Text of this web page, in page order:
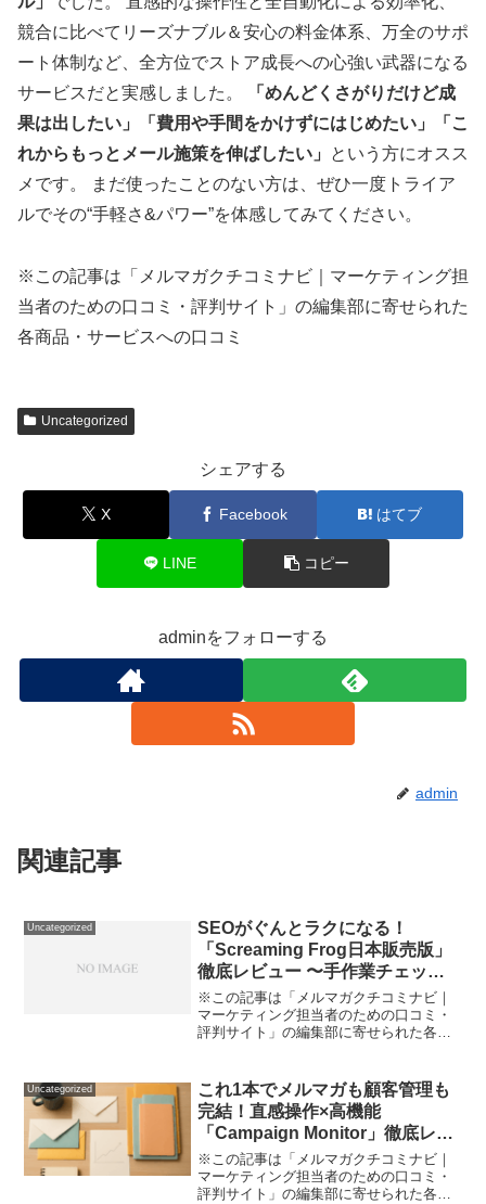
競合に比べてリーズナブル＆安心の料金体系、万全のサポ
ート体制など、全方位でストア成長への心強い武器になる
サービスだと実感しました。
「めんどくさがりだけど成
果は出したい」「費用や手間をかけずにはじめたい」「こ
れからもっとメール施策を伸ばしたい」
という方にオスス
メです。 まだ使ったことのない方は、ぜひ一度トライア
ルでその“手軽さ&パワー”を体感してみてください。
※この記事は「メルマガクチコミナビ｜マーケティング担
当者のための口コミ・評判サイト」の編集部に寄せられた
各商品・サービスへの口コミ
Uncategorized
シェアする
X Facebook はてブ
LINE コピー
adminをフォローする
admin
関連記事
Uncategorized
SEOがぐんとラクになる！
「Screaming Frog日本販売版」
徹底レビュー 〜手作業チェック
から解放されたい全てのWeb担当
者に〜
※この記事は「メルマガクチコミナビ｜
マーケティング担当者のための口コミ・
評判サイト」の編集部に寄せられた各商
け、リンク切れ、重複ページ… 毎回手作
業でチェックして夜なべ...
Uncategorized
これ1本でメルマガも顧客管理も
完結！直感操作×高機能
「Campaign Monitor」徹底レビ
ュー
※この記事は「メルマガクチコミナビ｜
マーケティング担当者のための口コミ・
評判サイト」の編集部に寄せられた各商